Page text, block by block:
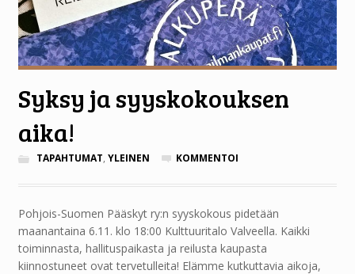
Syksy ja syyskokouksen
aika!
TAPAHTUMAT, YLEINEN KOMMENTOI
Pohjois-Suomen Pääskyt ry:n syyskokous pidetään
maanantaina 6.11. klo 18:00 Kulttuuritalo Valveella. Kaikki
toiminnasta, hallituspaikasta ja reilusta kaupasta
kiinnostuneet ovat tervetulleita! Elämme kutkuttavia aikoja,